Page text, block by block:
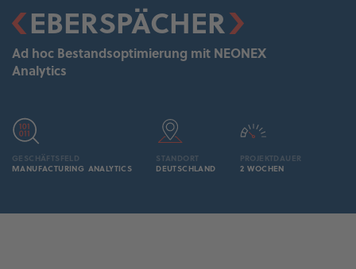
EBERSPÄCHER
Ad hoc Bestandsoptimierung mit NEONEX
Analytics
GESCHÄFTSFELD
MANUFACTURING ANALYTICS
STANDORT
DEUTSCHLAND
PROJEKTDAUER
2 WOCHEN